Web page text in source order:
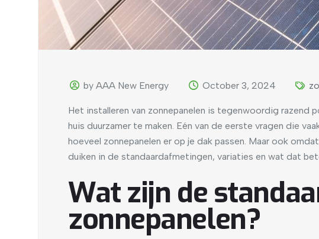
by AAA New Energy October 3, 2024
Het installeren van zonnepanelen is tegenwoordig razend
huis duurzamer te maken. Eén van de eerste vragen die
hoeveel zonnepanelen er op je dak passen. Maar ook
duiken in de standaardafmetingen, variaties en wat dat
Wat zijn de
zonnepanelen?